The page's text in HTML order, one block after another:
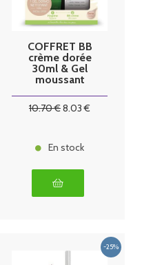
COFFRET BB
crème dorée
30ml & Gel
moussant
Noreva
10.70€8.03 €
En stock